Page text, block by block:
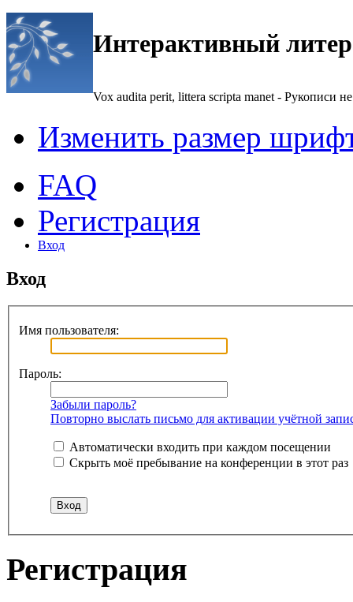
Интерактивный
Vox audita perit, littera scripta manet - Рукописи не
Изменить размер
FAQ
Регистрация
Вход
Вход
Имя пользователя:
Пароль:
Забыли пароль?
Повторно выслать письмо для активации учётной
Автоматически входить при каждом посещении
Скрыть моё пребывание на конференции в этот раз
Регистрация